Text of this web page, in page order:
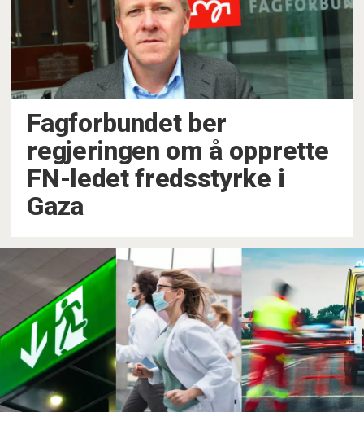
Fagforbundet ber
regjeringen om å opprette
FN-ledet fredsstyrke i
Gaza